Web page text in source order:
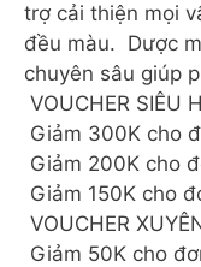
trợ cải thiện mọi
đều màu. Dược
chuyên sâu giúp
VOUCHER SIÊU
Giảm 300K cho
Giảm 200K cho
Giảm 150K cho
VOUCHER
Giảm 50K cho